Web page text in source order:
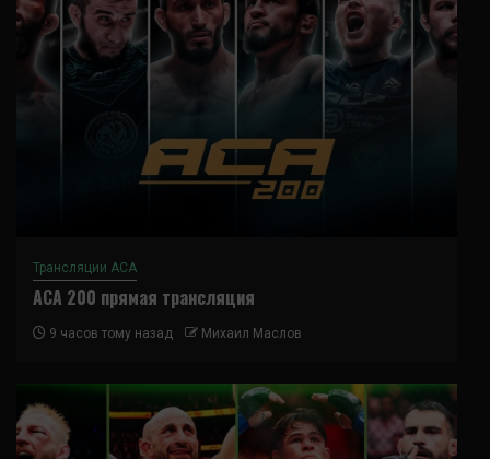
Трансляции ACA
ACA 200 прямая трансляция
9 часов тому назад Михаил Маслов